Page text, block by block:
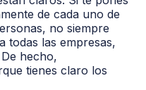
de cada uno de
no siempre
todas las empresas,
hecho,
tienes claro los